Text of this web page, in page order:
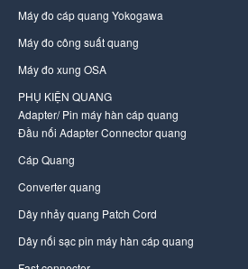
Máy đo cáp quang Yokogawa
Máy đo công suất quang
Máy đo xung OSA
PHỤ KIỆN QUANG
Adapter/ Pin máy hàn cáp quang
Đầu nối Adapter Connector quang
Cáp Quang
Converter quang
Dây nhảy quang Patch Cord
Dây nối sạc pin máy hàn cáp quang